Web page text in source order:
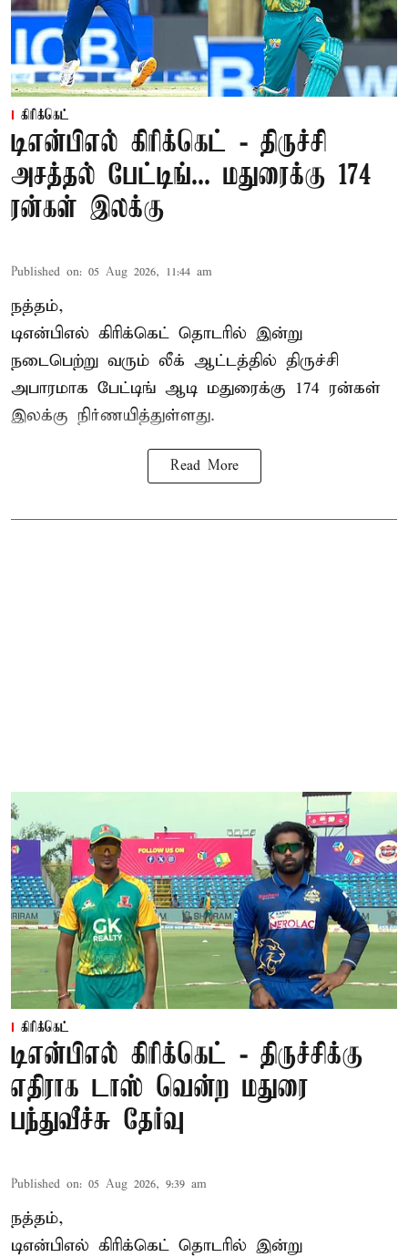
கிரிக்கெட்
டிஎன்பிஎல் கிரிக்கெட் - திருச்சி
அசத்தல் பேட்டிங்... மதுரைக்கு 174
ரன்கள் இலக்கு
Published on: 05 Aug 2026, 11:44 am
நத்தம்,
டிஎன்பிஎல் கிரிக்கெட் தொடரில் இன்று
நடைபெற்று வரும் லீக் ஆட்டத்தில் திருச்சி
அபாரமாக பேட்டிங் ஆடி மதுரைக்கு 174 ரன்கள்
இலக்கு நிர்ணயித்துள்ளது.
Read More
கிரிக்கெட்
டிஎன்பிஎல் கிரிக்கெட் - திருச்சிக்கு
எதிராக டாஸ் வென்ற மதுரை
பந்துவீச்சு தேர்வு
Published on: 05 Aug 2026, 9:39 am
நத்தம்,
டிஎன்பிஎல் கிரிக்கெட் தொடரில் இன்று